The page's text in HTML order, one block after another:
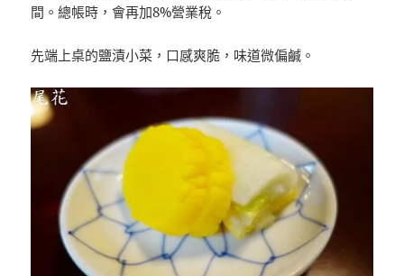
間。總帳時，會再加8%營業稅。
先端上桌的鹽漬小菜，口感爽脆，味道微偏鹹。